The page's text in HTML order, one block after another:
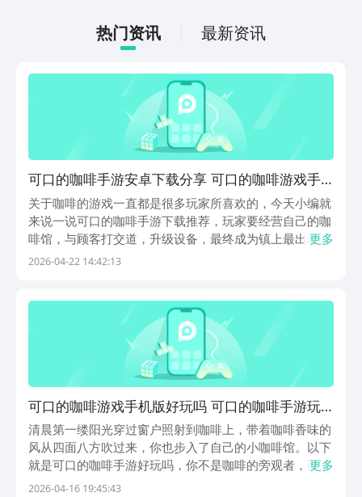
的玩家来说，预约游戏是个不错的选择，
能确保在游戏上线后立即进入游戏，开启
热门资讯 最新资讯
可口的咖啡手游安卓下载分享 可口的咖啡游戏手
机版怎么下载
关于咖啡的游戏一直都是很多玩家所喜欢的，今天小编就
来说一说可口的咖啡手游下载推荐，玩家要经营自己的咖
啡馆，与顾客打交道，升级设备，最终成为镇上最出名的
咖啡大师。游戏带给人们的是咖啡的香味，更是经营、社
更多
2026-04-22 14:42:13
可口的咖啡游戏手机版好玩吗 可口的咖啡手游玩
法盘点
清晨第一缕阳光穿过窗户照射到咖啡上，带着咖啡香味的
风从四面八方吹过来，你也步入了自己的小咖啡馆。以下
就是可口的咖啡手游好玩吗，你不是咖啡的旁观者，而是
亲自做出每一杯美味的咖啡的咖啡师。游戏以咖啡制作、
更多
2026-04-16 19:45:43